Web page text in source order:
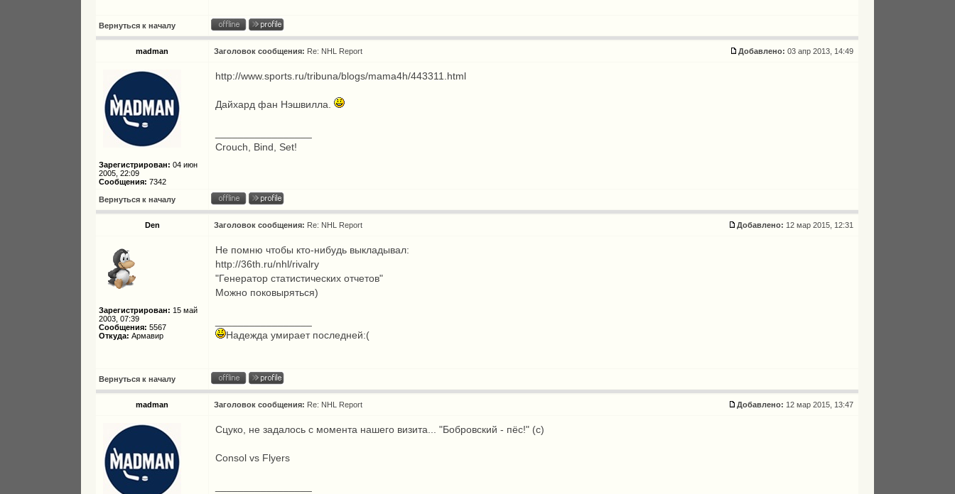
Вернуться к началу
madman Заголовок сообщения: Re: NHL Report Добавлено: 03 апр 2013, 14:49
Зарегистрирован: 04 июн
2005, 22:09
Сообщения: 7342
http://www.sports.ru/tribuna/blogs/mama4h/443311.html
Дайхард фан Нэшвилла.
Crouch, Bind, Set!
Вернуться к началу
Den Заголовок сообщения: Re: NHL Report Добавлено: 12 мар 2015, 12:31
Зарегистрирован: 15 май
2003, 07:39
Сообщения: 5567
Откуда: Армавир
Не помню чтобы кто-нибудь выкладывал:
http://36th.ru/nhl/rivalry
"Генератор статистических отчетов"
Можно поковыряться)
Надежда умирает последней:(
Вернуться к началу
madman Заголовок сообщения: Re: NHL Report Добавлено: 12 мар 2015, 13:47
Сцуко, не задалось с момента нашего визита... "Бобровский - пёс!" (с)
Consol vs Flyers